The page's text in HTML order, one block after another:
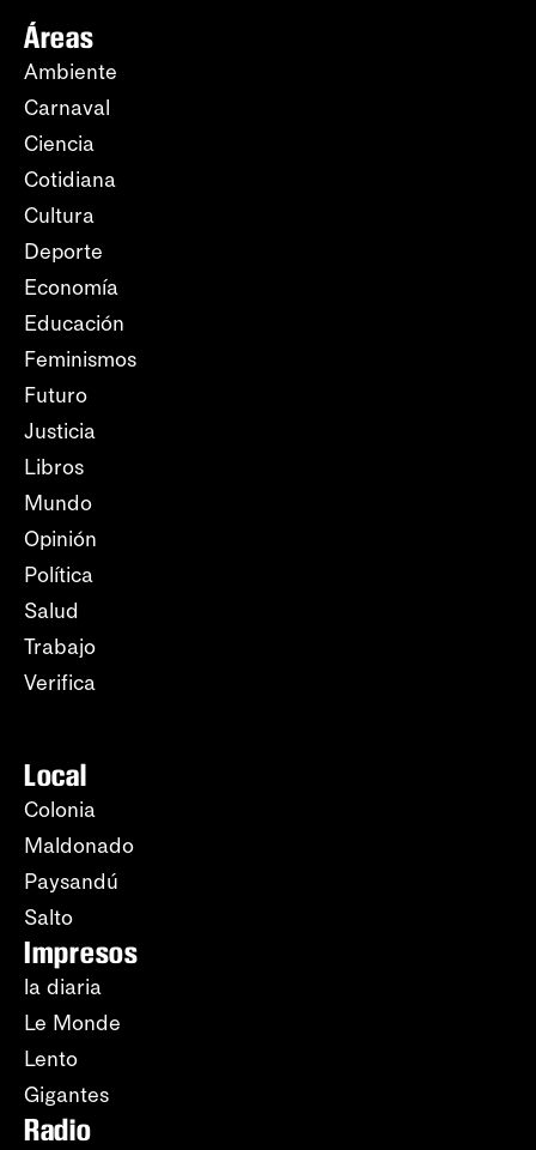
Áreas
Ambiente
Carnaval
Ciencia
Cotidiana
Cultura
Deporte
Economía
Educación
Feminismos
Futuro
Justicia
Libros
Mundo
Opinión
Política
Salud
Trabajo
Verifica
Local
Colonia
Maldonado
Paysandú
Salto
Impresos
la diaria
Le Monde
Lento
Gigantes
Radio